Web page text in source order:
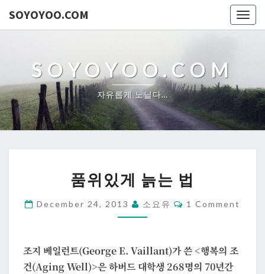
SOYOYOO.COM
SOYOYOO.COM
자유롭게 노닐다…
있
게
는
법
품위있게 늙는 법
December 24, 2013 소요유 Comments
1 Comment
조지 베일런트(George E. Vaillant)가 쓴 <행복의 조
건(Aging Well)>은 하버드 대학생 268명의 70년간